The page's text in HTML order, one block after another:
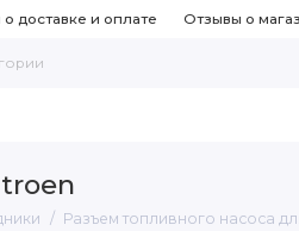
доставке и оплате Отзывы о
Разъем топливного насоса